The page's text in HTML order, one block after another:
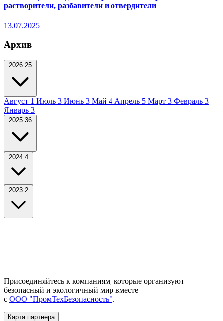
растворители, разбавители и отвердители
13.07.2025
Архив
2026 25
Август 1 Июль 3 Июнь 3 Май 4 Апрель 5 Март 3 Февраль 3
Январь 3
2025 36
2024 4
2023 2
Присоединяйтесь к компаниям, которые организуют
безопасный и экологичный мир вместе
с ООО "ПромТехБезопасность".
Карта партнера